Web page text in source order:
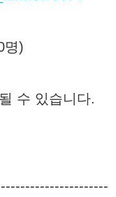
명)
수 있습니다.